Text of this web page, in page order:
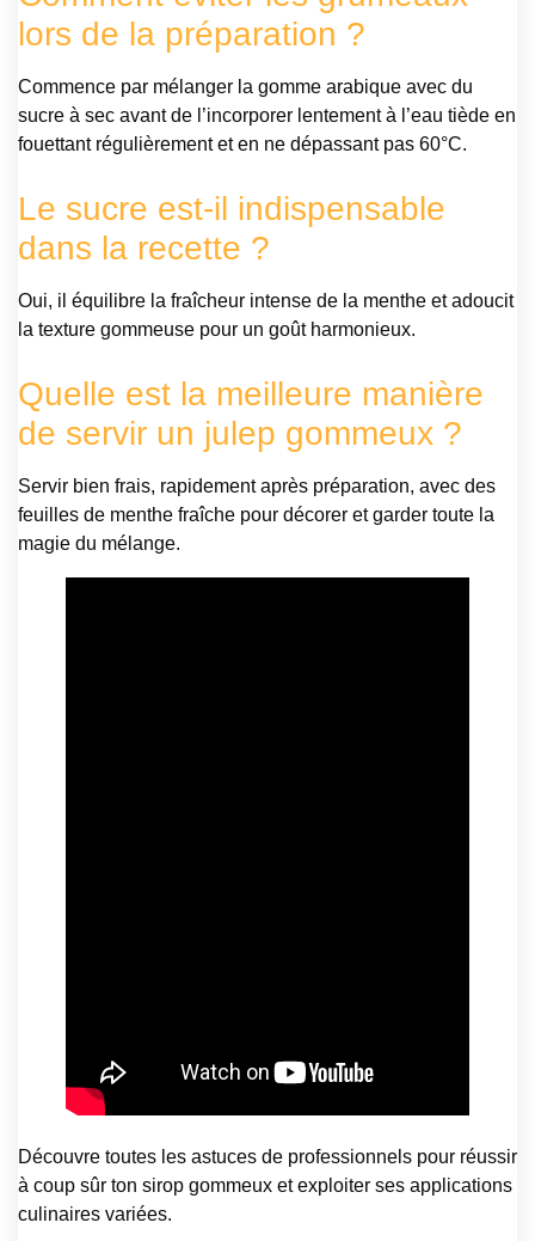
lors de la préparation ?
Commence par mélanger la gomme arabique avec du
sucre à sec avant de l’incorporer lentement à l’eau tiède en
fouettant régulièrement et en ne dépassant pas 60°C.
Le sucre est-il indispensable
dans la recette ?
Oui, il équilibre la fraîcheur intense de la menthe et adoucit
la texture gommeuse pour un goût harmonieux.
Quelle est la meilleure manière
de servir un julep gommeux ?
Servir bien frais, rapidement après préparation, avec des
feuilles de menthe fraîche pour décorer et garder toute la
magie du mélange.
Découvre toutes les astuces de professionnels pour réussir
à coup sûr ton sirop gommeux et exploiter ses applications
culinaires variées.